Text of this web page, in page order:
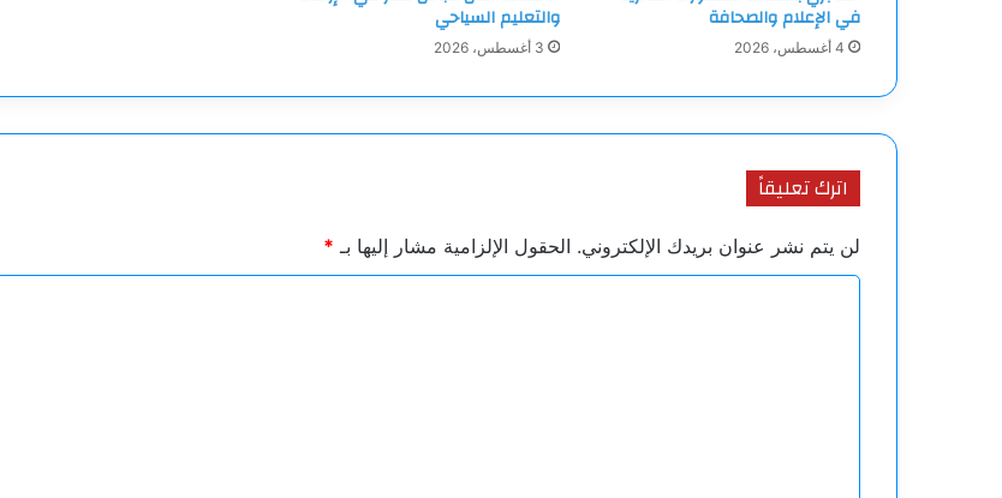
في الإعلام والصحافة
4 أغسطس، 2026
والتعليم السياحي
3 أغسطس، 2026
اترك تعليقاً
لن يتم نشر عنوان بريدك الإلكتروني. الحقول الإلزامية مشار إليها بـ *